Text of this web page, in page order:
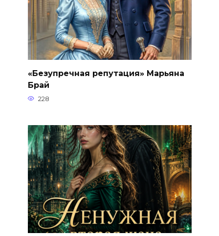
«Безупречная репутация» Марьяна
Брай
228